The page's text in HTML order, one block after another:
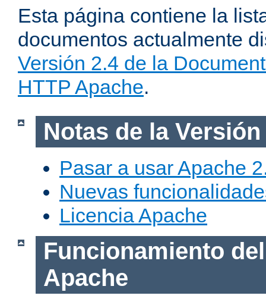
Esta página contiene la
documentos actualmente
Versión 2.4 de la
HTTP Apache.
Notas de la Versión
Pasar a usar Apache
Nuevas
Licencia Apache
Funcionamiento
Apache